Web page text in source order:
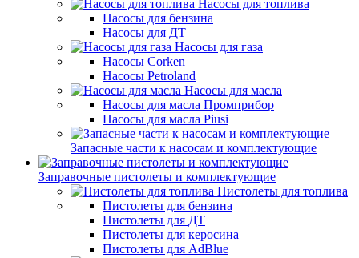
Насосы для топлива
Насосы для бензина
Насосы для ДТ
Насосы для газа
Насосы Corken
Насосы Petroland
Насосы для масла
Насосы для масла Промприбор
Насосы для масла Piusi
Запасные части к насосам и комплектующие
Заправочные пистолеты и комплектующие
Пистолеты для топлива
Пистолеты для бензина
Пистолеты для ДТ
Пистолеты для керосина
Пистолеты для AdBlue